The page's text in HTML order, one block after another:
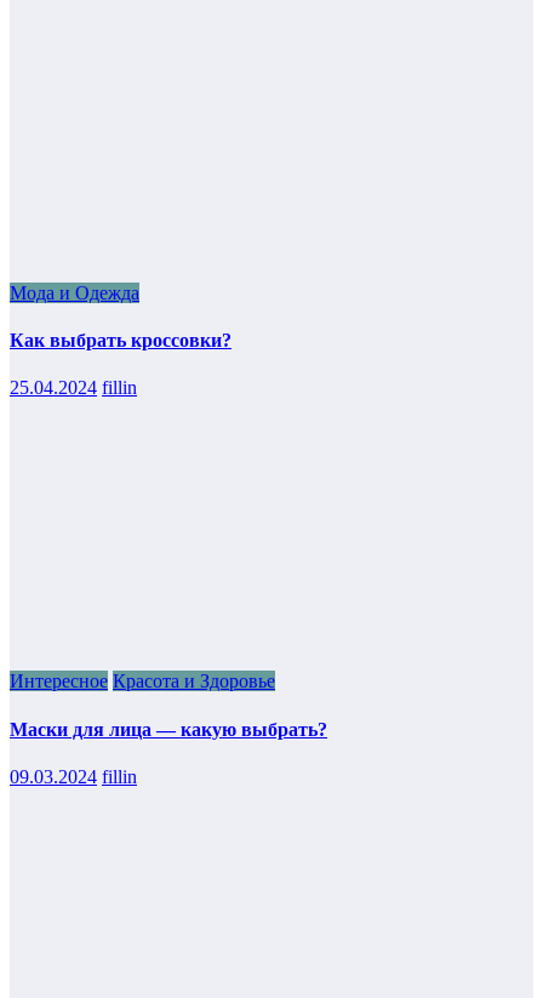
Мода и Одежда
Как выбрать кроссовки?
25.04.2024 fillin
Интересное Красота и Здоровье
Маски для лица — какую выбрать?
09.03.2024 fillin